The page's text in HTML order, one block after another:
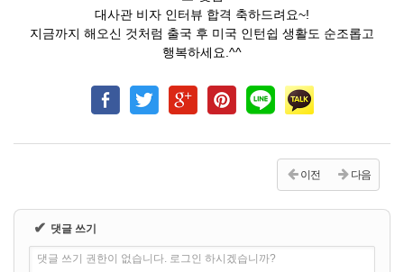
대사관 비자 인터뷰 합격 축하드려요~!
지금까지 해오신 것처럼 출국 후 미국 인턴쉽 생활도 순조롭고
행복하세요.^^
이전 다음
✔ 댓글 쓰기
댓글 쓰기 권한이 없습니다. 로그인 하시겠습니까?